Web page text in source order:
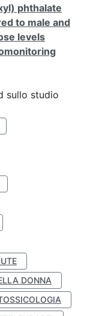
phthalate
to male and
levels
sullo studio
DONNA